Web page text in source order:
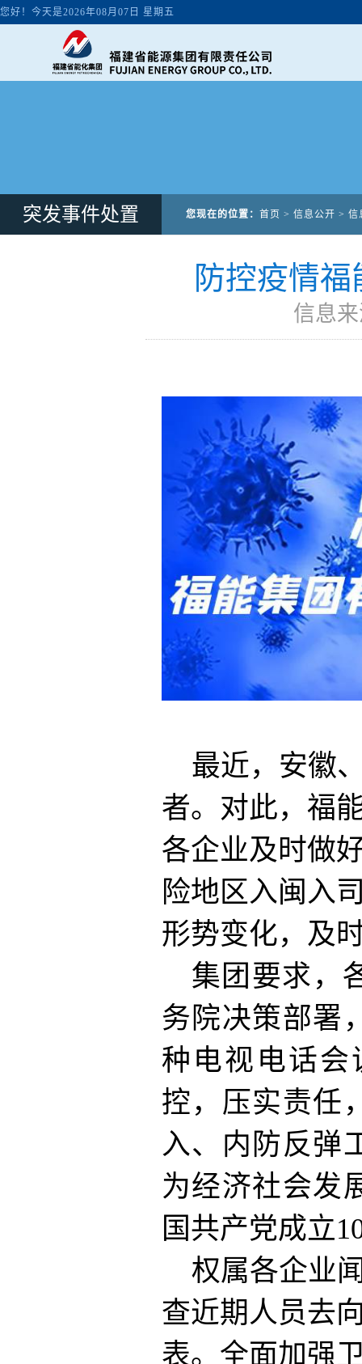
突发事件处置 您现在的位置： 首页 > 信息公开 > 信
防控疫情
信息
最近，安徽
者。对此，福
各企业及时做
险地区入闽入
形势变化，及
集团要求，
务院决策部署
种电视电话
控，压实责任
入、内防反弹
为经济社会发
国共产党成立
权属各企业
查近期人员去
表。全面加强